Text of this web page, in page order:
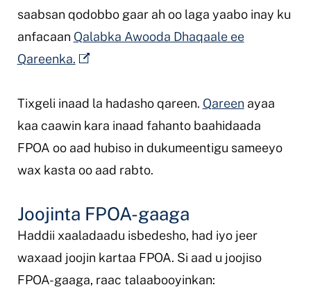
saabsan qodobbo gaar ah oo laga yaabo inay ku
anfacaan Qalabka Awooda Dhaqaale ee
Qareenka.
Tixgeli inaad la hadasho qareen. Qareen ayaa
kaa caawin kara inaad fahanto baahidaada
FPOA oo aad hubiso in dukumeentigu sameeyo
wax kasta oo aad rabto.
Joojinta FPOA-gaaga
Haddii xaaladaadu isbedesho, had iyo jeer
waxaad joojin kartaa FPOA. Si aad u joojiso
FPOA-gaaga, raac talaabooyinkan: